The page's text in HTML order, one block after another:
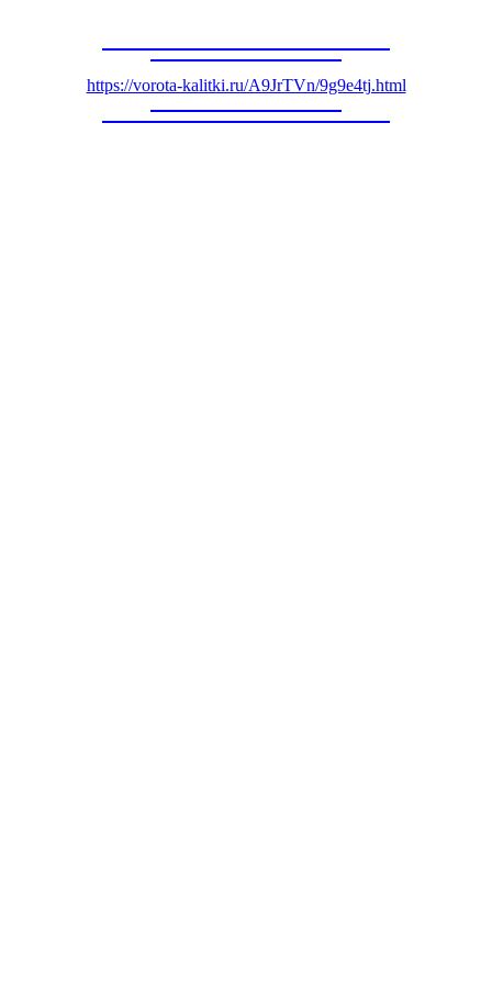
https://vorota-kalitki.ru/A9JrTVn/9g9e4tj.html